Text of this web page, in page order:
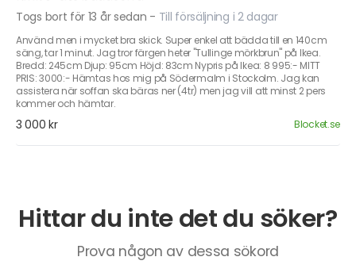
Togs bort för 13 år sedan - Till försäljning i 2 dagar
Använd men i mycket bra skick. Super enkel att bädda till en 140cm
säng, tar 1 minut. Jag tror färgen heter "Tullinge mörkbrun" på Ikea.
Bredd: 245cm Djup: 95cm Höjd: 83cm Nypris på Ikea: 8 995:- MITT
PRIS: 3000:- Hämtas hos mig på Södermalm i Stockolm. Jag kan
assistera när soffan ska bäras ner (4tr) men jag vill att minst 2 pers
kommer och hämtar.
3 000 kr Blocket.se
Hittar du inte det du söker?
Prova någon av dessa sökord